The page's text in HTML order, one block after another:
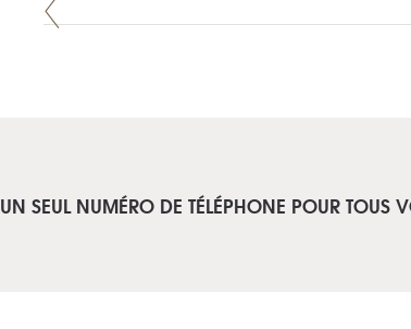
UN SEUL NUMÉRO DE TÉLÉPHONE POUR TOUS